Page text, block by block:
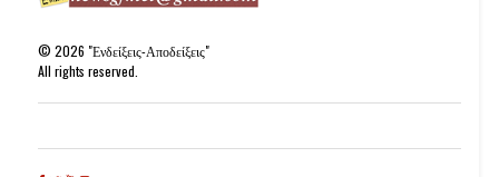
©2026 "Ενδείξεις-Αποδείξεις"
All rights reserved.